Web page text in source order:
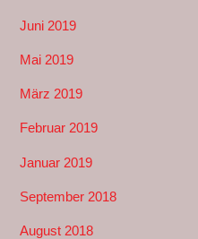
Juni 2019
Mai 2019
März 2019
Februar 2019
Januar 2019
September 2018
August 2018